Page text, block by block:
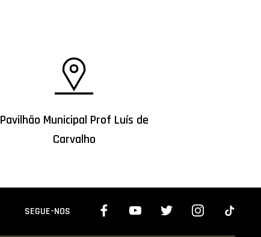
Pavilhão Municipal Prof Luís de
Carvalho
SEGUE-NOS